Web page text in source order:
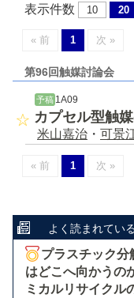
表示件数 10 20
« 前 1 次 »
第96回触媒討論会
予稿 1A09
カプセル型触
米山嘉治 ・ 可景
« 前 1 次 »
よく読まれてい
プラスチック分
はどこへ向かうの
ミカルリサイクル